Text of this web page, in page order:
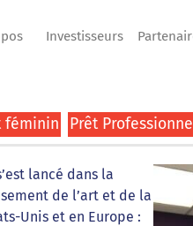
Investisseurs
féminin Prêt
lancé dans la
de l’art et de la
Unis et en Europe :